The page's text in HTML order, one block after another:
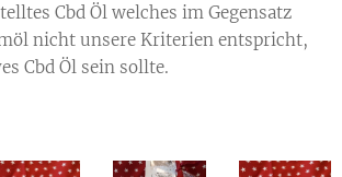
Cbd Öl welches im Gegensatz
nicht unsere Kriterien entspricht,
Cbd Öl sein sollte.